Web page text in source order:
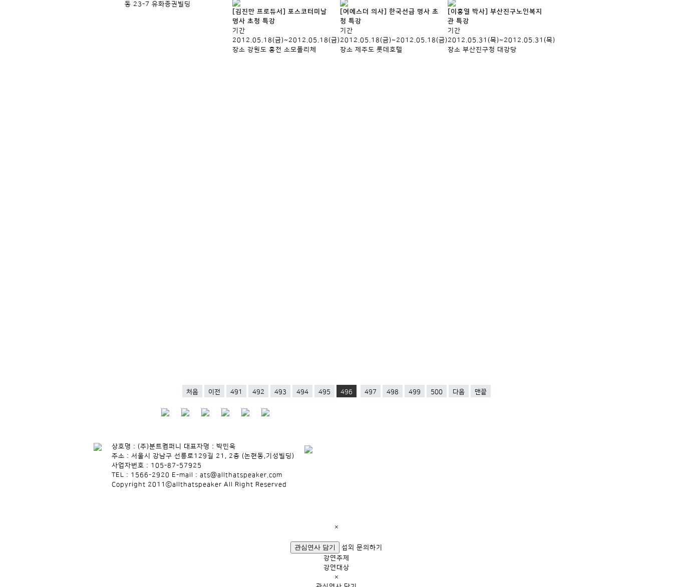
동 23-7 유화증권빌딩
[김진만 프로듀서] 포스코터미날
명사 초청 특강
기간
2012.05.18(금)~2012.05.18(금)
장소 강원도 홍천 소모폴리체
[여에스더 의사] 한국선급 명사 초
청 특강
기간
2012.05.18(금)~2012.05.18(금)
장소 제주도 롯데호텔
[이홍열 박사] 부산진구노인복지
관 특강
기간
2012.05.31(목)~2012.05.31(목)
장소 부산진구청 대강당
처음 이전 491 492 493 494 495 496 497 498 499 500 다음 맨끝
상호명 : (주)분트컴퍼니 대표자명 : 박민욱
주소 : 서울시 강남구 선릉로129길 21, 2층 (논현동,기성빌딩)
사업자번호 : 105-87-57925
TEL : 1566-2920 E-mail : ats@allthatspeaker.com
Copyright 2011ⓒallthatspeaker All Right Reserved
×
관심연사 담기
섭외 문의하기
강연주제
강연대상
×